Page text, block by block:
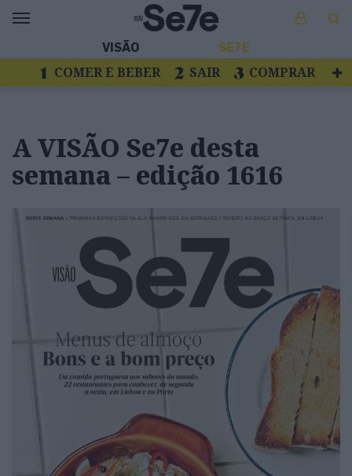
VISÃO SE7E
COMER E BEBER SAIR
COMPRAR
A VISÃO Se7e desta
semana – edição 1616